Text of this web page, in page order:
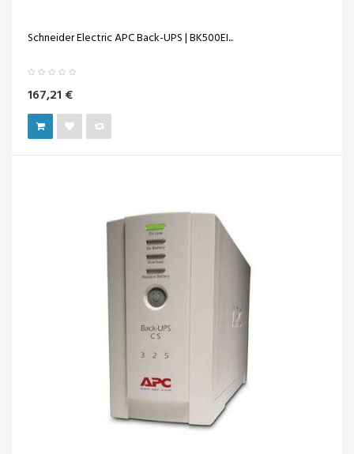
Schneider Electric APC Back-UPS | BK500EI...
167,21 €